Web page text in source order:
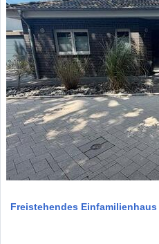
Freistehendes Einfamilienhaus